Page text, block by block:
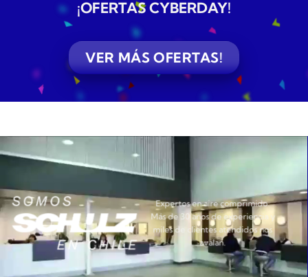
¡OFERTAS CYBERDAY!
VER MÁS OFERTAS!
Expertos en aire comprimido.
Más de 30 años de experiencia y
miles de clientes atendidos nos
avalan.